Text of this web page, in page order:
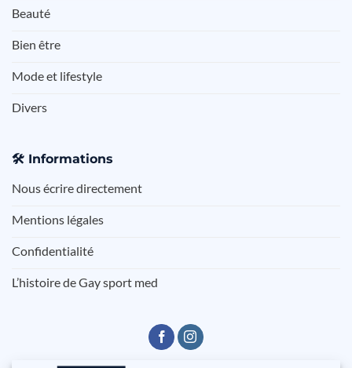
Beauté
Bien être
Mode et lifestyle
Divers
🛠️ Informations
Nous écrire directement
Mentions légales
Confidentialité
L’histoire de Gay sport med